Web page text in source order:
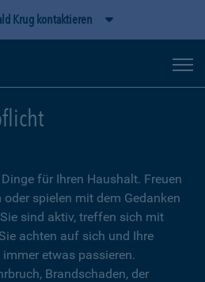
Krug kontaktieren
für Ihren Haushalt. Freuen
spielen mit dem Gedanken
sind aktiv, treffen sich mit
achten auf sich und Ihre
etwas passieren.
Brandschaden, der